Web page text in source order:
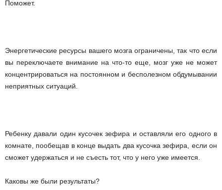
Поможет.
Энергетические ресурсы вашего мозга ограничены, так что если
вы переключаете внимание на что-то еще, мозг уже не может
концентрироваться на постоянном и бесполезном обдумывании
неприятных ситуаций.
Ребенку давали один кусочек зефира и оставляли его одного в
комнате, пообещав в конце выдать два кусочка зефира, если он
сможет удержаться и не съесть тот, что у него уже имеется.
Каковы же были результаты?